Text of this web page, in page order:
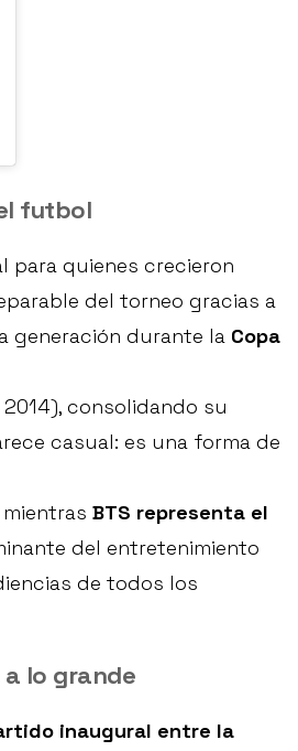
futbol
para quienes crecieron
del torneo gracias a
generación durante la Copa
consolidando su
casual: es una forma de
mientras BTS representa el
del entretenimiento
de todos los
lo grande
inaugural entre la